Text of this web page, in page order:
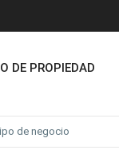
DE PROPIEDAD
de negocio